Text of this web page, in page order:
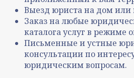
Выезд юриста на дом или
Заказ на любые
каталога услуг в режиме
Письменные и устные
консультации по
юридическим вопросам.